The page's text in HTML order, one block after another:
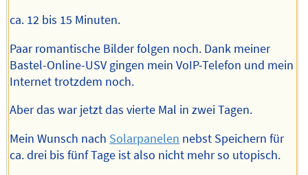
ca. 12 bis 15 Minuten.
Paar romantische Bilder folgen noch. Dank meiner
Bastel-Online-USV gingen mein VoIP-Telefon und mein
Internet trotzdem noch.
Aber das war jetzt das vierte Mal in zwei Tagen.
Mein Wunsch nach Solarpanelen nebst Speichern für
ca. drei bis fünf Tage ist also nicht mehr so utopisch.